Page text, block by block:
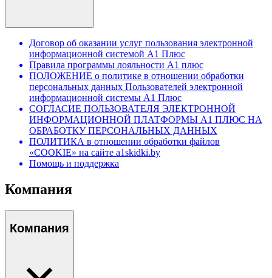
Договор об оказании услуг пользования электронной
информационной системой А1 Плюс
Правила программы лояльности А1 плюс
ПОЛОЖЕНИЕ о политике в отношении обработки
персональных данных Пользователей электронной
информационной системы А1 Плюс
СОГЛАСИЕ ПОЛЬЗОВАТЕЛЯ ЭЛЕКТРОННОЙ
ИНФОРМАЦИОННОЙ ПЛАТФОРМЫ А1 ПЛЮС НА
ОБРАБОТКУ ПЕРСОНАЛЬНЫХ ДАННЫХ
ПОЛИТИКА в отношении обработки файлов
«COOKIE» на сайте a1skidki.by
Помощь и поддержка
Компания
Компания